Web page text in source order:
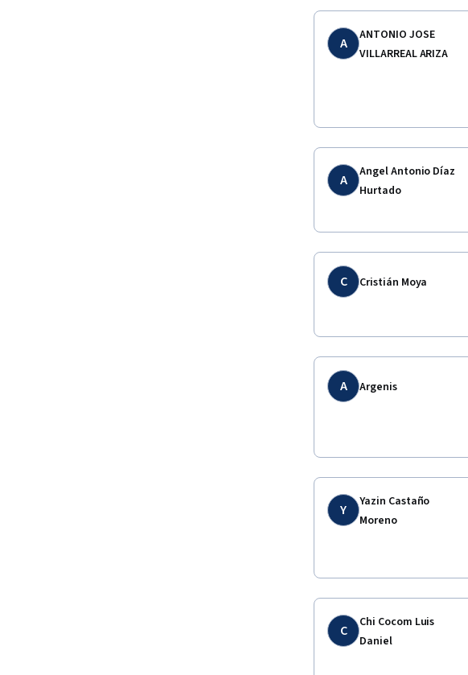
A
ANTONIO JOSE
VILLARREAL ARIZA
A
Angel Antonio Díaz
Hurtado
C Cristián Moya
A Argenis
Y
Yazin Castaño
Moreno
C
Chi Cocom Luis
Daniel